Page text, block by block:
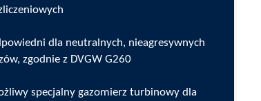
dla neutralnych, nieagresywnych
zgodnie z DVGW G260
specjalny gazomierz turbinowy dla